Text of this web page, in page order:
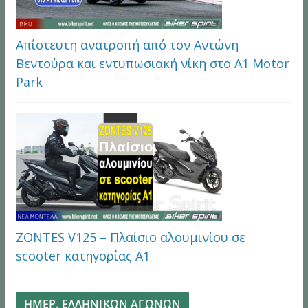
Απίστευτη ανατροπή από τον Αντώνη
Βεντούρα και εντυπωσιακή νίκη στο A1 Motor
Park
ZONTES V125 – Πλαίσιο αλουμινίου σε
scooter κατηγορίας Α1
ΗΜΕΡ. ΕΛΛΗΝΙΚΩΝ ΑΓΩΝΩΝ